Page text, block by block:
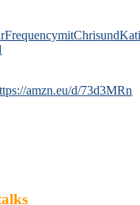
amzn.eu/d/73d3MRn